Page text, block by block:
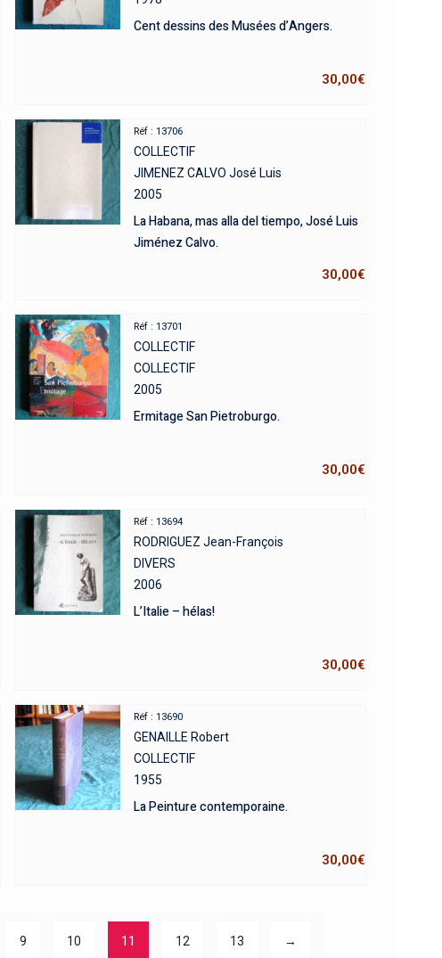
Cent dessins des Musées d’Angers.
30,00€
Réf : 13706
COLLECTIF
JIMENEZ CALVO José Luis
2005
La Habana, mas alla del tiempo, José Luis
Jiménez Calvo.
30,00€
Réf : 13701
COLLECTIF
COLLECTIF
2005
Ermitage San Pietroburgo.
30,00€
Réf : 13694
RODRIGUEZ Jean-François
DIVERS
2006
L’Italie – hélas!
30,00€
Réf : 13690
GENAILLE Robert
COLLECTIF
1955
La Peinture contemporaine.
30,00€
9 10 11 12 13 →